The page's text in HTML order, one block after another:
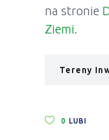
na stronie
Ziemi.
Tereny
0 LUBI